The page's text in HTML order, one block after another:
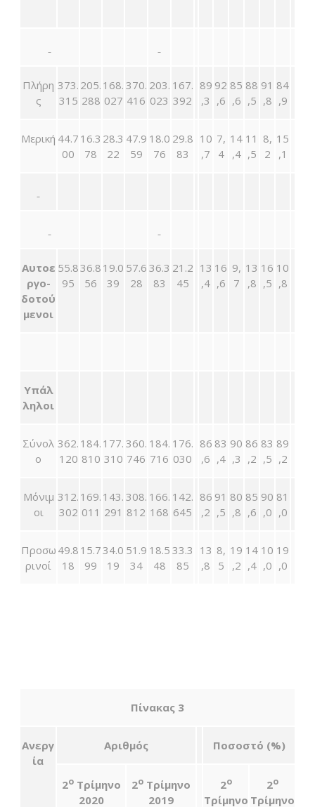
Πλήρη
ς
373.
315
205.
288
168.
027
370.
416
203.
023
167.
392
89
,3
92
,6
85
,6
88
,5
91
,8
84
,9
Μερική 44.7
00
16.3
78
28.3
22
47.9
59
18.0
76
29.8
83
10
,7
7,
4
14
,4
11
,5
8,
2
15
,1
Αυτοε
ργο-
δοτού
μενοι
55.8
95
36.8
56
19.0
39
57.6
28
36.3
83
21.2
45
13
,4
16
,6
9,
7
13
,8
16
,5
10
,8
Υπάλ
ληλοι
Σύνολ
ο
362.
120
184.
810
177.
310
360.
746
184.
716
176.
030
86
,6
83
,4
90
,3
86
,2
83
,5
89
,2
Μόνιμ
οι
312.
302
169.
011
143.
291
308.
812
166.
168
142.
645
86
,2
91
,5
80
,8
85
,6
90
,0
81
,0
Προσω
ρινοί
49.8
18
15.7
99
34.0
19
51.9
34
18.5
48
33.3
85
13
,8
8,
5
19
,2
14
,4
10
,0
19
,0
Πίνακας 3
Ανεργ
ία
Αριθμός Ποσοστό (%)
2οΤρίμηνο
2020
2ο Τρίμηνο
2019
2ο
Τρίμηνο
2ο
Τρίμηνο